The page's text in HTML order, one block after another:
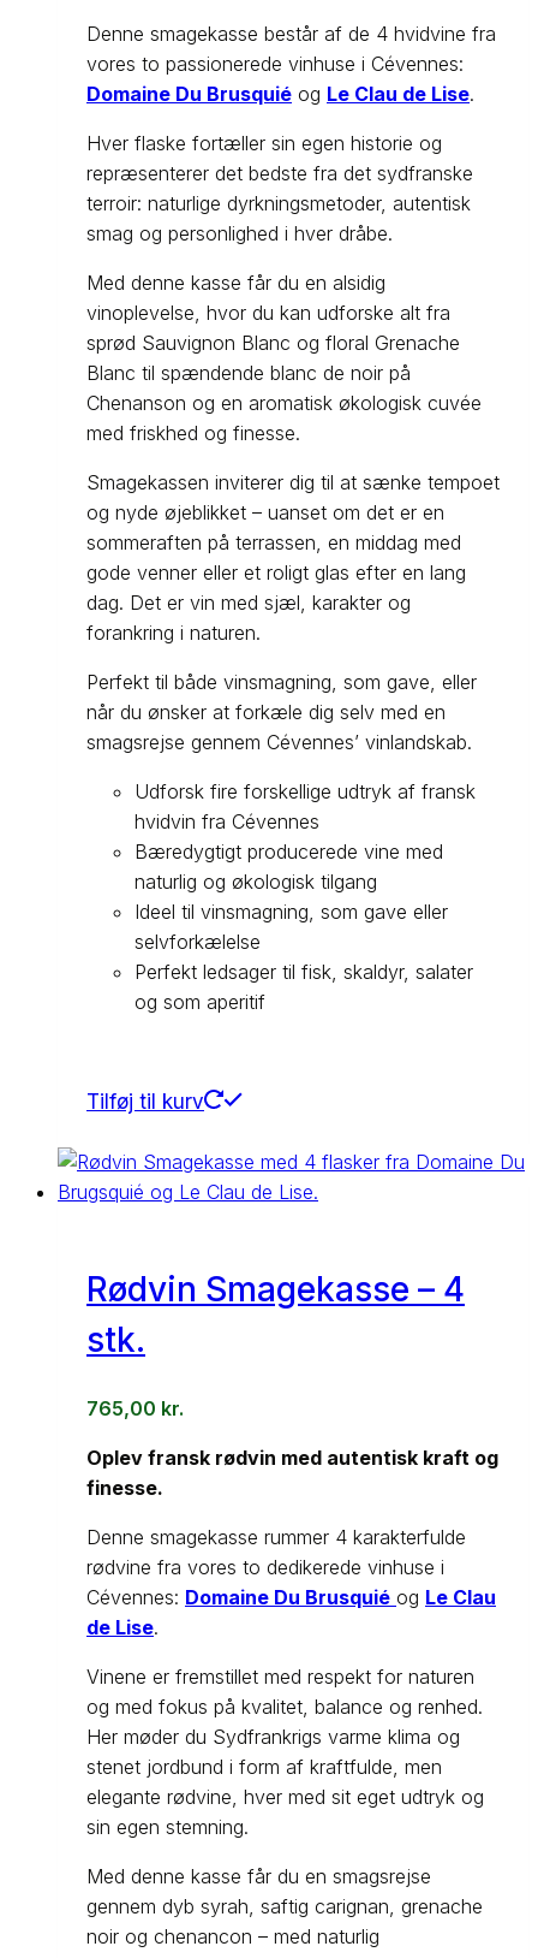
Denne smagekasse består af de 4 hvidvine fra
vores to passionerede vinhuse i Cévennes:
Domaine Du Brusquié og Le Clau de Lise.
Hver flaske fortæller sin egen historie og
repræsenterer det bedste fra det sydfranske
terroir: naturlige dyrkningsmetoder, autentisk
smag og personlighed i hver dråbe.
Med denne kasse får du en alsidig
vinoplevelse, hvor du kan udforske alt fra
sprød Sauvignon Blanc og floral Grenache
Blanc til spændende blanc de noir på
Chenanson og en aromatisk økologisk cuvée
med friskhed og finesse.
Smagekassen inviterer dig til at sænke tempoet
og nyde øjeblikket – uanset om det er en
sommeraften på terrassen, en middag med
gode venner eller et roligt glas efter en lang
dag. Det er vin med sjæl, karakter og
forankring i naturen.
Perfekt til både vinsmagning, som gave, eller
når du ønsker at forkæle dig selv med en
smagsrejse gennem Cévennes’ vinlandskab.
Udforsk fire forskellige udtryk af fransk
hvidvin fra Cévennes
Bæredygtigt producerede vine med
naturlig og økologisk tilgang
Ideel til vinsmagning, som gave eller
selvforkælelse
Perfekt ledsager til fisk, skaldyr, salater
og som aperitif
Tilføj til kurv
Rødvin Smagekasse – 4
stk.
765,00 kr.
Oplev fransk rødvin med autentisk kraft og
finesse.
Denne smagekasse rummer 4 karakterfulde
rødvine fra vores to dedikerede vinhuse i
Cévennes: Domaine Du Brusquié og Le Clau
de Lise.
Vinene er fremstillet med respekt for naturen
og med fokus på kvalitet, balance og renhed.
Her møder du Sydfrankrigs varme klima og
stenet jordbund i form af kraftfulde, men
elegante rødvine, hver med sit eget udtryk og
sin egen stemning.
Med denne kasse får du en smagsrejse
gennem dyb syrah, saftig carignan, grenache
noir og chenancon – med naturlig